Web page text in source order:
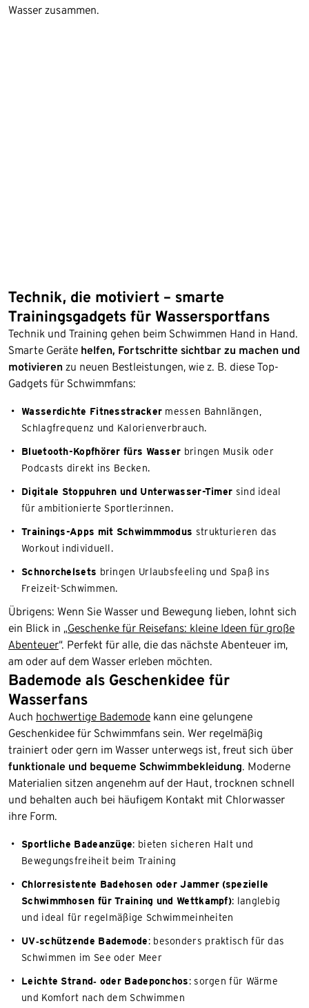
Wasser zusammen.
Technik, die motiviert – smarte
Trainingsgadgets für Wassersportfans
Technik und Training gehen beim Schwimmen Hand in Hand.
Smarte Geräte helfen, Fortschritte sichtbar zu machen und
motivieren zu neuen Bestleistungen, wie z. B. diese Top-
Gadgets für Schwimmfans:
Wasserdichte Fitnesstracker messen Bahnlängen,
Schlagfrequenz und Kalorienverbrauch.
Bluetooth-Kopfhörer fürs Wasser bringen Musik oder
Podcasts direkt ins Becken.
Digitale Stoppuhren und Unterwasser-Timer sind ideal
für ambitionierte Sportler:innen.
Trainings-Apps mit Schwimmmodus strukturieren das
Workout individuell.
Schnorchelsets bringen Urlaubsfeeling und Spaß ins
Freizeit-Schwimmen.
Übrigens: Wenn Sie Wasser und Bewegung lieben, lohnt sich
ein Blick in „Geschenke für Reisefans: kleine Ideen für große
Abenteuer“. Perfekt für alle, die das nächste Abenteuer im,
am oder auf dem Wasser erleben möchten.
Bademode als Geschenkidee für
Wasserfans
Auch hochwertige Bademode kann eine gelungene
Geschenkidee für Schwimmfans sein. Wer regelmäßig
trainiert oder gern im Wasser unterwegs ist, freut sich über
funktionale und bequeme Schwimmbekleidung. Moderne
Materialien sitzen angenehm auf der Haut, trocknen schnell
und behalten auch bei häufigem Kontakt mit Chlorwasser
ihre Form.
Sportliche Badeanzüge: bieten sicheren Halt und
Bewegungsfreiheit beim Training
Chlorresistente Badehosen oder Jammer (spezielle
Schwimmhosen für Training und Wettkampf): langlebig
und ideal für regelmäßige Schwimmeinheiten
UV‑schützende Bademode: besonders praktisch für das
Schwimmen im See oder Meer
Leichte Strand‑ oder Badeponchos: sorgen für Wärme
und Komfort nach dem Schwimmen